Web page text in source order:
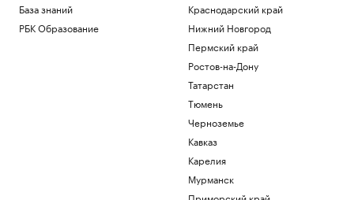
База знаний
РБК Образование
Краснодарский край
Нижний Новгород
Пермский край
Ростов-на-Дону
Татарстан
Тюмень
Черноземье
Кавказ
Карелия
Мурманск